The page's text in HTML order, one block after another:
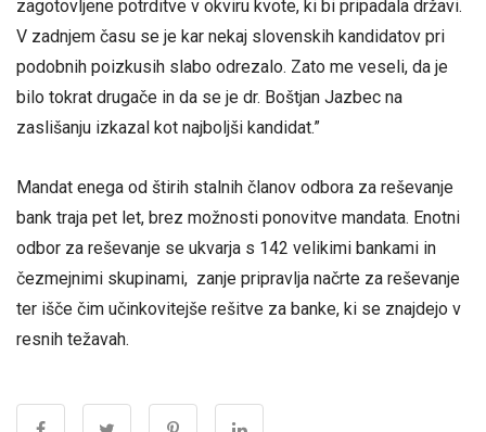
zagotovljene potrditve v okviru kvote, ki bi pripadala državi.
V zadnjem času se je kar nekaj slovenskih kandidatov pri
podobnih poizkusih slabo odrezalo. Zato me veseli, da je
bilo tokrat drugače in da se je dr. Boštjan Jazbec na
zaslišanju izkazal kot najboljši kandidat.”
Mandat enega od štirih stalnih članov odbora za reševanje
bank traja pet let, brez možnosti ponovitve mandata. Enotni
odbor za reševanje se ukvarja s 142 velikimi bankami in
čezmejnimi skupinami, zanje pripravlja načrte za reševanje
ter išče čim učinkovitejše rešitve za banke, ki se znajdejo v
resnih težavah.